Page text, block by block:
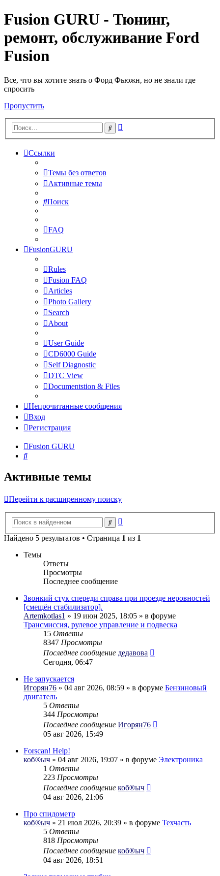
Fusion GURU - Тюнинг,
ремонт, обслуживание Ford
Fusion
Все, что вы хотите знать о Форд Фьюжн, но не знали где
спросить
Пропустить
Поиск
Ссылки
Темы без ответов
Активные темы
Поиск
FAQ
FusionGURU
Rules
Fusion FAQ
Articles
Photo Gallery
Search
About
User Guide
CD6000 Guide
Self Diagnostic
DTC View
Documentstion & Files
Непрочитанные сообщения
Вход
Регистрация
Fusion GURU
Поиск
Активные темы
Перейти к расширенному поиску
Поиск
Найдено 5 результатов • Страница 1 из 1
Темы
Ответы
Просмотры
Последнее сообщение
Звонкий стук спереди справа при проезде неровностей
[смещён стабилизатор].
Artemkotlas1 » 19 июн 2025, 18:05 » в форуме
Трансмиссия, рулевое управление и подвеска
15 Ответы
8347 Просмотры
Последнее сообщение дедавова
Сегодня, 06:47
Не запускается
Игорян76 » 04 авг 2026, 08:59 » в форуме Бензиновый
двигатель
5 Ответы
344 Просмотры
Последнее сообщение Игорян76
05 авг 2026, 15:49
Forscan! Help!
коб®ыч » 04 авг 2026, 19:07 » в форуме Электроника
1 Ответы
223 Просмотры
Последнее сообщение коб®ыч
04 авг 2026, 21:06
Про спидометр
коб®ыч » 21 июл 2026, 20:39 » в форуме Техчасть
5 Ответы
818 Просмотры
Последнее сообщение коб®ыч
04 авг 2026, 18:51